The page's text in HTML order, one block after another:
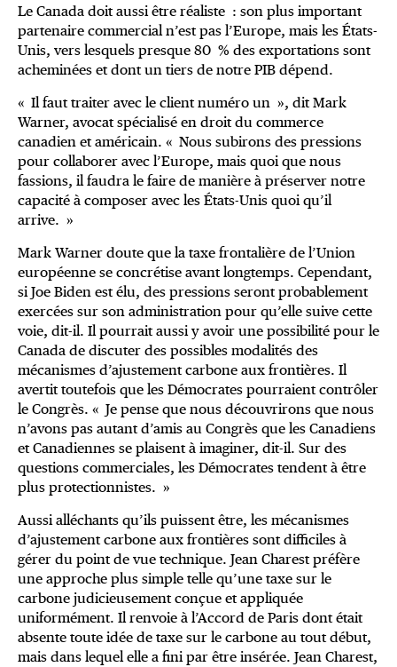
Le Canada doit aussi être réaliste : son plus important
partenaire commercial n’est pas l’Europe, mais les États-
Unis, vers lesquels presque 80 % des exportations sont
acheminées et dont un tiers de notre PIB dépend.
« Il faut traiter avec le client numéro un », dit Mark
Warner, avocat spécialisé en droit du commerce
canadien et américain. « Nous subirons des pressions
pour collaborer avec l’Europe, mais quoi que nous
fassions, il faudra le faire de manière à préserver notre
capacité à composer avec les États-Unis quoi qu’il
arrive. »
Mark Warner doute que la taxe frontalière de l’Union
européenne se concrétise avant longtemps. Cependant,
si Joe Biden est élu, des pressions seront probablement
exercées sur son administration pour qu’elle suive cette
voie, dit-il. Il pourrait aussi y avoir une possibilité pour le
Canada de discuter des possibles modalités des
mécanismes d’ajustement carbone aux frontières. Il
avertit toutefois que les Démocrates pourraient contrôler
le Congrès. « Je pense que nous découvrirons que nous
n’avons pas autant d’amis au Congrès que les Canadiens
et Canadiennes se plaisent à imaginer, dit-il. Sur des
questions commerciales, les Démocrates tendent à être
plus protectionnistes. »
Aussi alléchants qu’ils puissent être, les mécanismes
d’ajustement carbone aux frontières sont difficiles à
gérer du point de vue technique. Jean Charest préfère
une approche plus simple telle qu’une taxe sur le
carbone judicieusement conçue et appliquée
uniformément. Il renvoie à l’Accord de Paris dont était
absente toute idée de taxe sur le carbone au tout début,
mais dans lequel elle a fini par être insérée. Jean Charest,